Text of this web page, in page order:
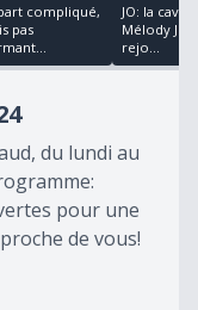
compliqué,
pas
JO: la
Mélody
rejo...
du lundi au
pour une
de vous!